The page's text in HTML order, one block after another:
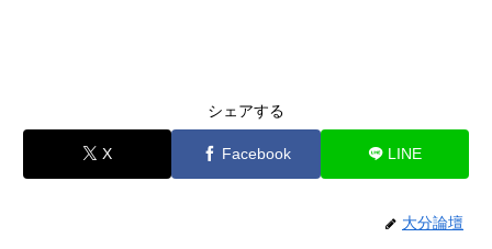
シェアする
X Facebook LINE
大分論壇